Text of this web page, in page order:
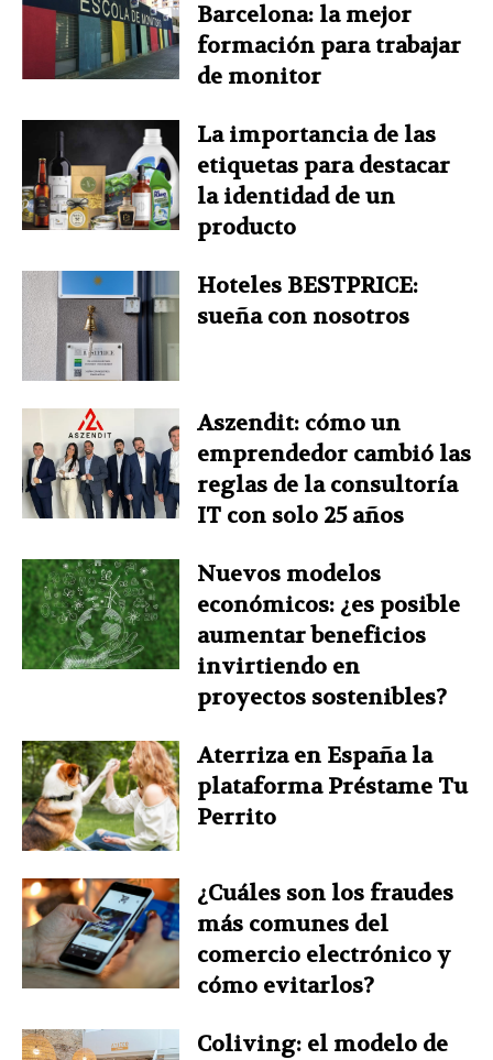
Barcelona: la mejor
formación para trabajar
de monitor
La importancia de las
etiquetas para destacar
la identidad de un
producto
Hoteles BESTPRICE:
sueña con nosotros
Aszendit: cómo un
emprendedor cambió las
reglas de la consultoría
IT con solo 25 años
Nuevos modelos
económicos: ¿es posible
aumentar beneficios
invirtiendo en
proyectos sostenibles?
Aterriza en España la
plataforma Préstame Tu
Perrito
¿Cuáles son los fraudes
más comunes del
comercio electrónico y
cómo evitarlos?
Coliving: el modelo de